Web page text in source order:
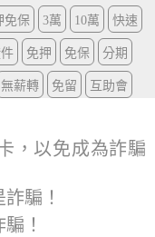
免保 3萬 10萬 快速
免押 免保 分期
無薪轉 免留 互助會
，以免成為詐騙
騙！
！